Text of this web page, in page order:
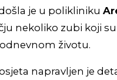
je u polikliniku
nekoliko zubi koji
životu.
napravljen je